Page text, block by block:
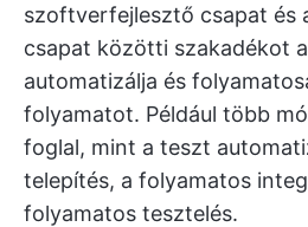
szoftverfejlesztő csapat és
csapat közötti szakadékot
automatizálja és
folyamatot. Például több
foglal, mint a teszt
telepítés, a folyamatos
folyamatos tesztelés.